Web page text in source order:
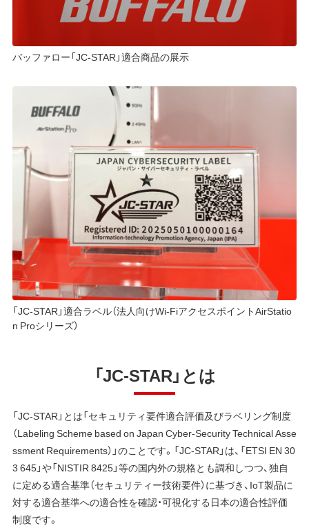
バッファロー「JC-STAR」適合商品の展示
「JC-STAR」適合ラベル（法人向けWi-FiアクセスポイントAirStatio
n Proシリーズ）
「JC-STAR」とは
「JC-STAR」とは「セキュリティ要件適合評価及びラベリング制度
（Labeling Scheme based on Japan Cyber-Security Technical Asse
ssment Requirements）」のことです。「JC-STAR」は、「ETSI EN 30
3 645」や「NISTIR 8425」等の国内外の規格とも調和しつつ、独自
に定める適合基準（セキュリティー技術要件）に基づき、IoT製品に
対する適合基準への適合性を確認・可視化する日本の適合性評価
制度です。